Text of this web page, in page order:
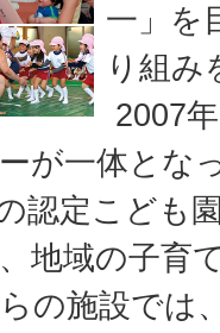
一」を
り組み
2007
が一体とな
認定こども
地域の子育
の施設では